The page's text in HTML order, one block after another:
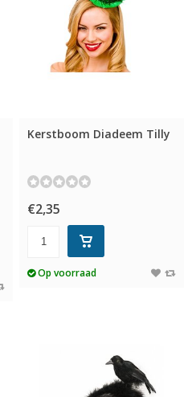
Kerstboom Diadeem Tilly
€2,35
Op voorraad